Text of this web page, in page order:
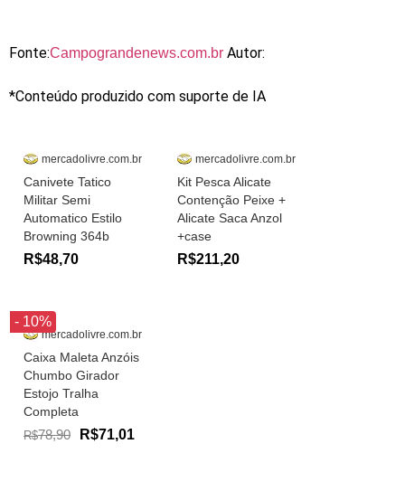
Fonte:Campograndenews.com.br Autor:
*Conteúdo produzido com suporte de IA
mercadolivre.com.br
Canivete Tatico
Militar Semi
Automatico Estilo
Browning 364b
R$48,70
mercadolivre.com.br
Kit Pesca Alicate
Contenção Peixe +
Alicate Saca Anzol
+case
R$211,20
- 10%
mercadolivre.com.br
Caixa Maleta Anzóis
Chumbo Girador
Estojo Tralha
Completa
R$78,90 R$71,01